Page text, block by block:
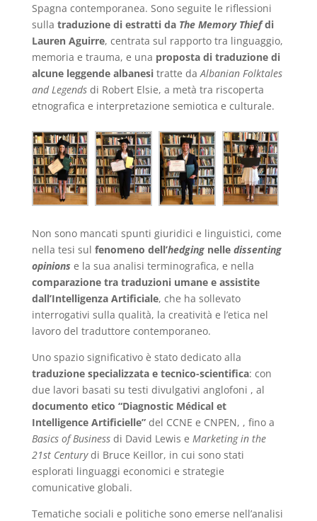
Spagna contemporanea. Sono seguite le riflessioni
sulla traduzione di estratti da The Memory Thiefdi
Lauren Aguirre, centrata sul rapporto tra linguaggio,
memoria e trauma, e una proposta di traduzione di
alcune leggende albanesitratte da Albanian Folktales
and Legendsdi Robert Elsie, a metà tra riscoperta
etnografica e interpretazione semiotica e culturale.
Non sono mancati spunti giuridici e linguistici, come
nella tesi sul fenomeno dell’hedgingnelle dissenting
opinions e la sua analisi terminografica, e nella
comparazione tra traduzioni umane e assistite
dall’Intelligenza Artificiale, che ha sollevato
interrogativi sulla qualità, la creatività e l’etica nel
lavoro del traduttore contemporaneo.
Uno spazio significativo è stato dedicato alla
traduzione specializzata e tecnico-scientifica: con
due lavori basati su testi divulgativi anglofoni , al
documento etico “Diagnostic Médical et
Intelligence Artificielle”del CCNE e CNPEN, , fino a
Basics of Businessdi David Lewis e Marketing in the
21st Centurydi Bruce Keillor, in cui sono stati
esplorati linguaggi economici e strategie
comunicative globali.
Tematiche sociali e politiche sono emerse nell’analisi